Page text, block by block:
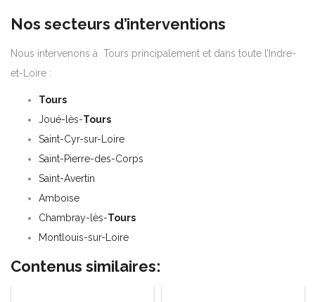
Nos secteurs d’interventions
Nous intervenons à Tours principalement et dans toute l’Indre-
et-Loire :
Tours
Joué-lès-Tours
Saint-Cyr-sur-Loire
Saint-Pierre-des-Corps
Saint-Avertin
Amboise
Chambray-lès-Tours
Montlouis-sur-Loire
Contenus similaires: